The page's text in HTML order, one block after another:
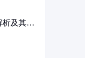
析及其在